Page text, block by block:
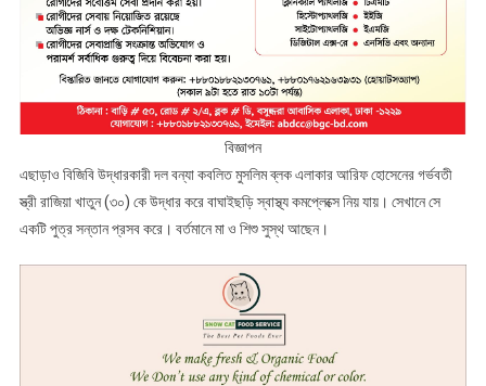
বিজ্ঞাপন
এছাড়াও বিজিবি উদ্ধারকারী দল বন্যা কবলিত মুসলিম ব্লক এলাকার আরিফ হোসেনের গর্ভবতী
স্ত্রী রাজিয়া খাতুন (৩০) কে উদ্ধার করে বাঘাইছড়ি স্বাস্থ্য কমপ্লেক্সে নিয় যায়। সেখানে সে
একটি পুত্র সন্তান প্রসব করে। বর্তমানে মা ও শিশু সুস্থ আছেন।